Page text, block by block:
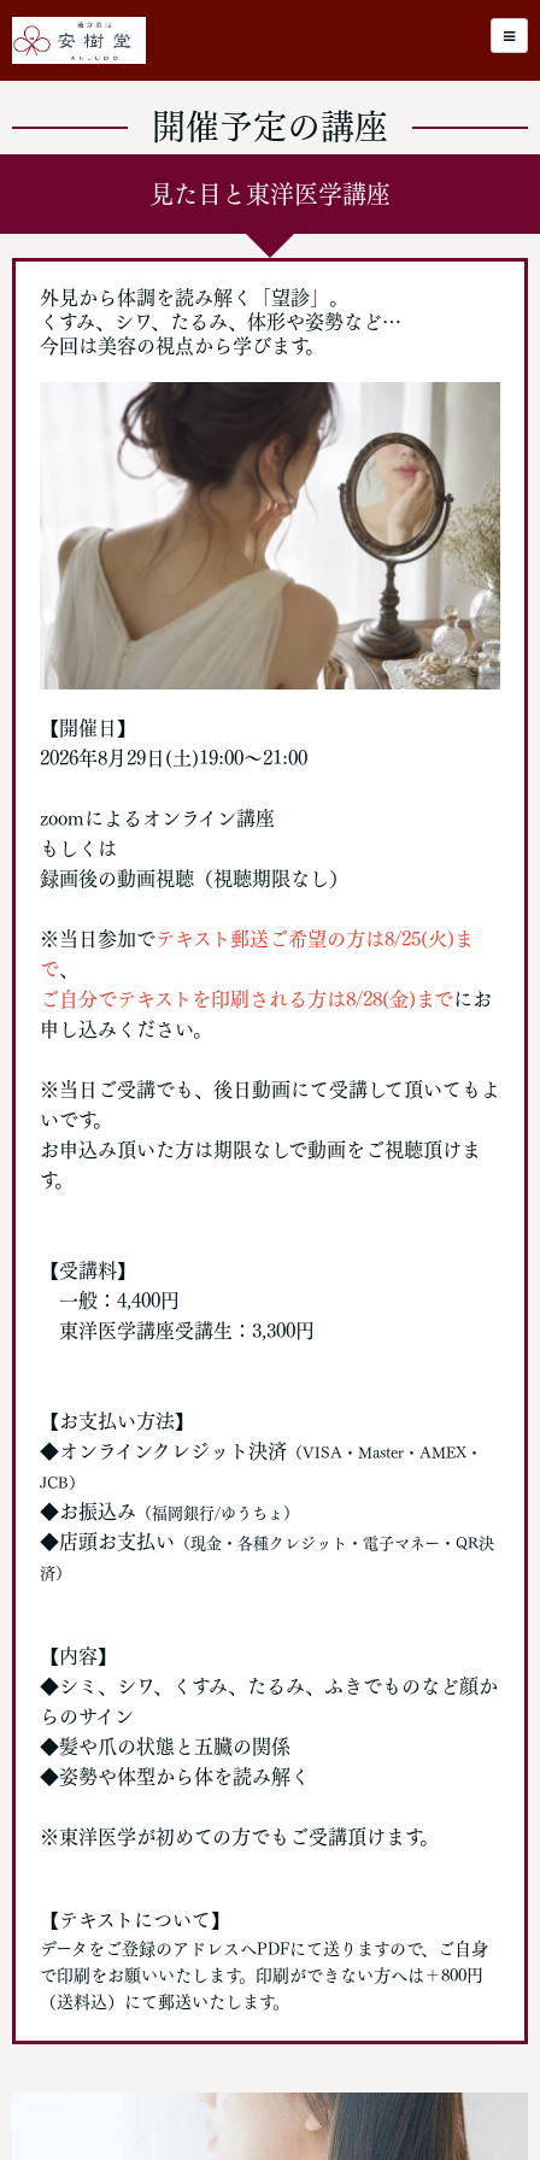
開催予定の講座
見た目と東洋医学講座
外見から体調を読み解く「望診」。
くすみ、シワ、たるみ、体形や姿勢など…
今回は美容の視点から学びます。
【開催日】
2026年8月29日(土)19:00～21:00
zoomによるオンライン講座
もしくは
録画後の動画視聴（視聴期限なし）
※当日参加でテキスト郵送ご希望の方は8/25(火)ま
で
ご自分でテキストを印刷される方は8/28(金)までにお
申し込みください。
※当日ご受講でも、後日動画にて受講して頂いてもよ
いです。
お申込み頂いた方は期限なしで動画をご視聴頂けま
す。
【受講料】
一般：4,400円
東洋医学講座受講生：3,300円
【お支払い方法】
◆オンラインクレジット決済 （VISA・Master・AMEX・
JCB）
◆お振込み （福岡銀行/ゆうちょ）
◆店頭お支払い （現金・各種クレジット・電子マネー・QR決
済）
【内容】
◆シミ、シワ、くすみ、たるみ、ふきでものなど顔か
らのサイン
◆髪や爪の状態と五臓の関係
◆姿勢や体型から体を読み解く
※東洋医学が初めての方でもご受講頂けます。
【テキストについて】
データをご登録のアドレスへPDFにて送りますので、ご自身
で印刷をお願いいたします。印刷ができない方へは＋800円
（送料込）にて郵送いたします。